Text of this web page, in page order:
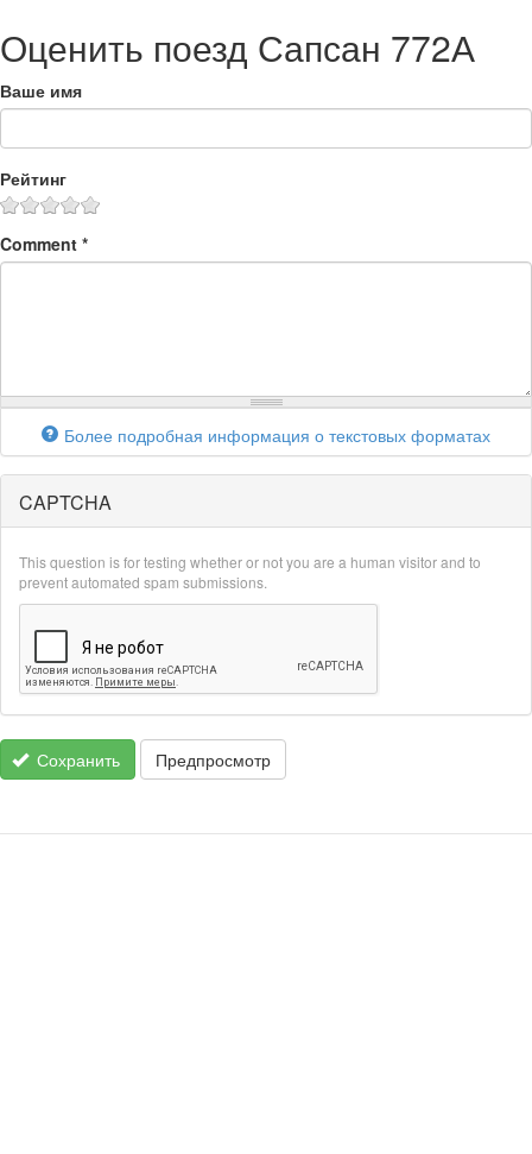
Оценить поезд Сапсан 772А
Ваше имя
Рейтинг
Comment *
Более подробная информация о текстовых форматах
CAPTCHA
This question is for testing whether or not you are a human visitor and to
prevent automated spam submissions.
Сохранить Предпросмотр